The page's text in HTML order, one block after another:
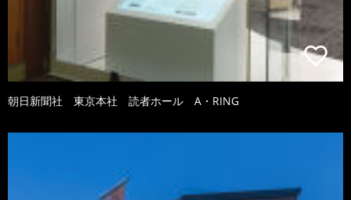
朝日新聞社 東京本社 読者ホール A・RING